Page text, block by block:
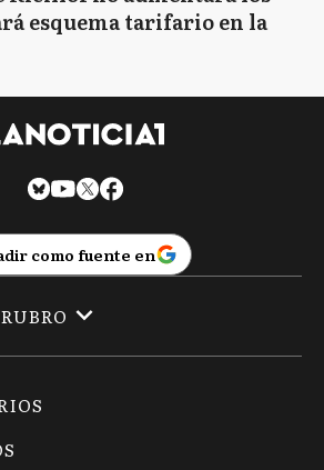
esquema tarifario en la
como fuente en